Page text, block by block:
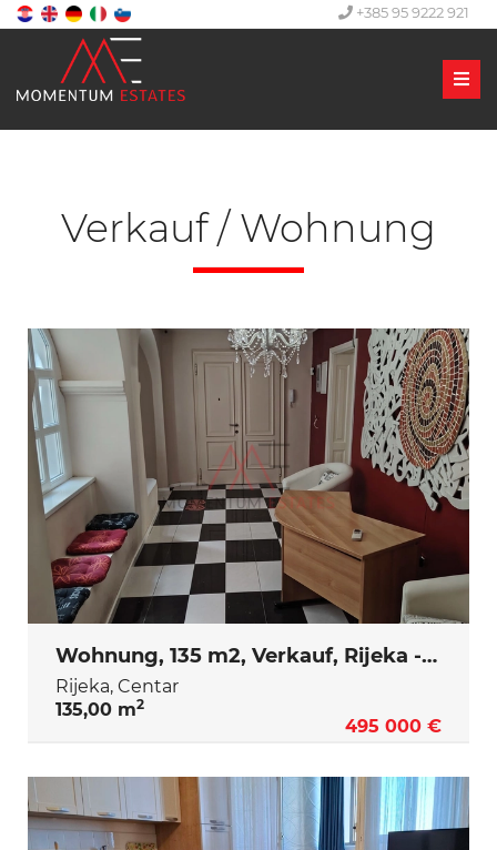
+385 95 9222 921
Verkauf / Wohnung
Wohnung, 135 m2, Verkauf, Rijeka - Centar
Rijeka, Centar
135,00 m2
495 000 €